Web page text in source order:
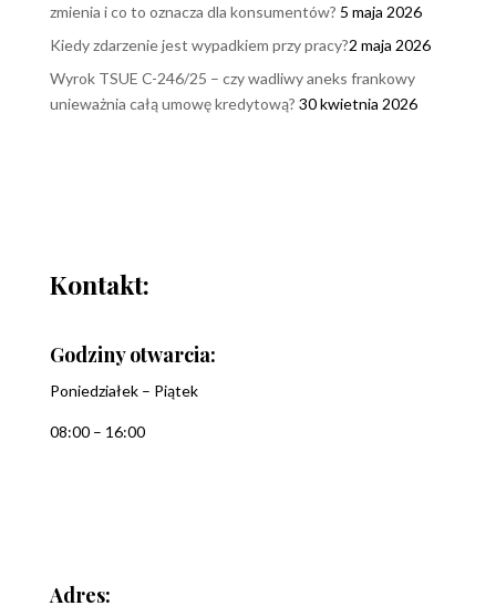
zmienia i co to oznacza dla konsumentów? 5 maja 2026
Kiedy zdarzenie jest wypadkiem przy pracy?2 maja 2026
Wyrok TSUE C-246/25 – czy wadliwy aneks frankowy
unieważnia całą umowę kredytową? 30 kwietnia 2026
Kontakt:
Godziny otwarcia:
Poniedziałek – Piątek
08:00 – 16:00
Adres: